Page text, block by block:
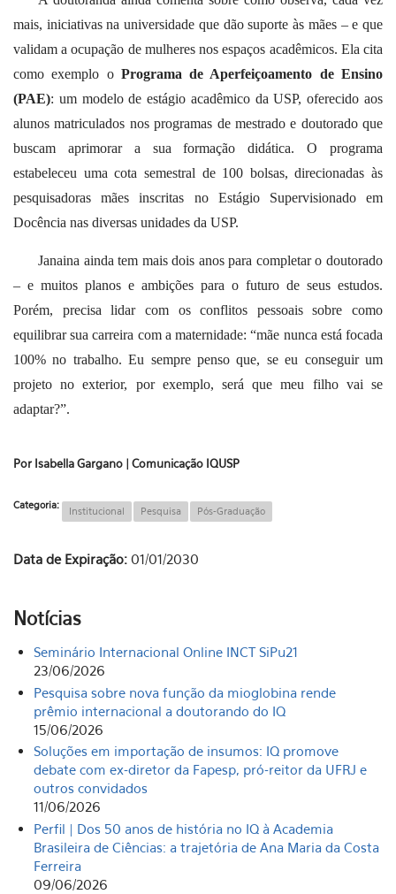
mais, iniciativas na universidade que dão suporte às mães – e que
validam a ocupação de mulheres nos espaços acadêmicos. Ela cita
como exemplo o Programa de Aperfeiçoamento de Ensino
(PAE): um modelo de estágio acadêmico da USP, oferecido aos
alunos matriculados nos programas de mestrado e doutorado que
buscam aprimorar a sua formação didática. O programa
estabeleceu uma cota semestral de 100 bolsas, direcionadas às
pesquisadoras mães inscritas no Estágio Supervisionado em
Docência nas diversas unidades da USP.
Janaina ainda tem mais dois anos para completar o doutorado
– e muitos planos e ambições para o futuro de seus estudos.
Porém, precisa lidar com os conflitos pessoais sobre como
equilibrar sua carreira com a maternidade: “mãe nunca está focada
100% no trabalho. Eu sempre penso que, se eu conseguir um
projeto no exterior, por exemplo, será que meu filho vai se
adaptar?”.
Por Isabella Gargano | Comunicação IQUSP
Categoria: Institucional Pesquisa Pós-Graduação
Data de Expiração: 01/01/2030
Notícias
Seminário Internacional Online INCT SiPu21
23/06/2026
Pesquisa sobre nova função da mioglobina rende
prêmio internacional a doutorando do IQ
15/06/2026
Soluções em importação de insumos: IQ promove
debate com ex-diretor da Fapesp, pró-reitor da UFRJ e
outros convidados
11/06/2026
Perfil | Dos 50 anos de história no IQ à Academia
Brasileira de Ciências: a trajetória de Ana Maria da Costa
Ferreira
09/06/2026